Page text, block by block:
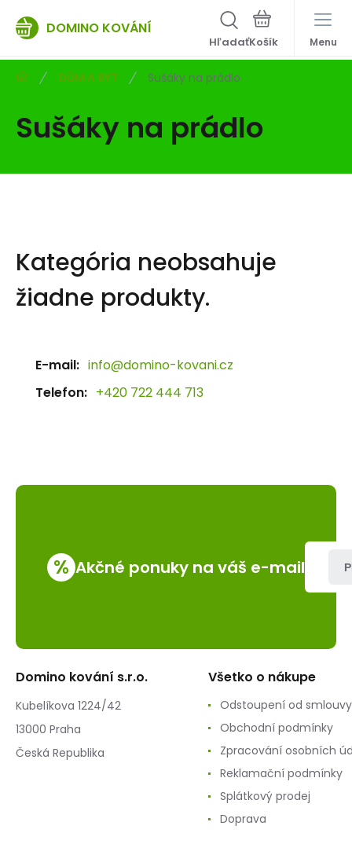
DOMINO KOVÁNÍ
Hľadať Menu
DŮM A BYT Sušáky na prádlo
Sušáky na prádlo
Kategória neobsahuje
žiadne produkty.
E-mail: info@domino-kovani.cz
Telefon: +420 722 444 713
% Akčné ponuky na váš e-mail
Domino kování s.r.o.
Kubelíkova 1224/42
13000 Praha
Česká Republika
Všetko o nákupe
Odstoupení od smlouvy
Obchodní podmínky
Zpracování osobních
Reklamační podmínky
Splátkový prodej
Doprava